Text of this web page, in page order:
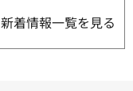
新着情報一覧を見る